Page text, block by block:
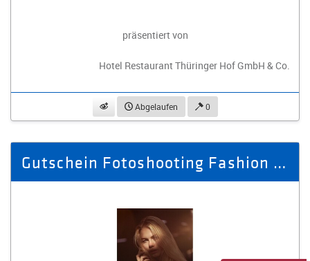
präsentiert von
Hotel Restaurant Thüringer Hof GmbH & Co.
beobachtenAbgelaufen 0
Gutschein Fotoshooting Fashion & Portrait Themenfoto